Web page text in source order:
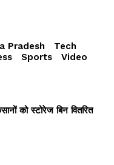
Pradesh
Tech
Sports Video
को स्टोरेज बिन वितरित